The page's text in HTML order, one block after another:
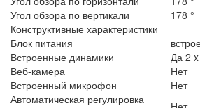
Угол обзора по вертикали
178 °
Конструктивные характеристики
Блок питания
Встроенные динамики
Да 2
Веб-камера
Нет
Встроенный микрофон
Нет
Автоматическая регулировка